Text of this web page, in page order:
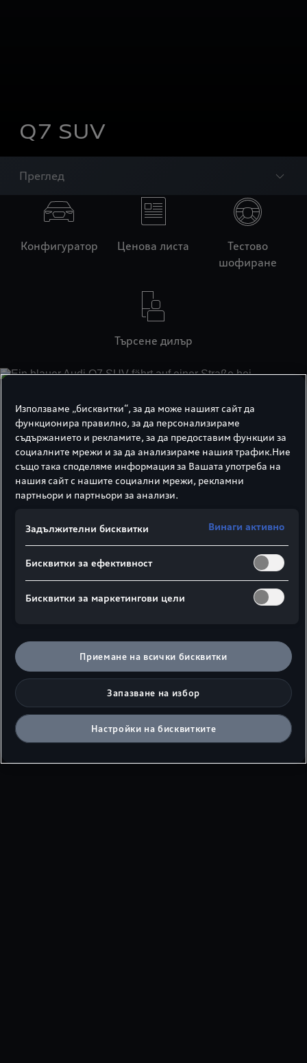
Q7 SUV
Преглед
Конфигуратор Ценова листа
Тестово
шофиране
Търсене дилър
Използваме „бисквитки“, за да може нашият сайт да
функционира правилно, за да персонализираме
съдържанието и рекламите, за да предоставим функции за
социалните мрежи и за да анализираме нашия трафик.Ние
също така споделяме информация за Вашата употреба на
нашия сайт с нашите социални мрежи, рекламни
партньори и партньори за анализи.
Задължителни бисквитки Винаги активно
Бисквитки за ефективност
Бисквитки за маркетингови цели
Приемане на всички бисквитки
Запазване на избор
Настройки на бисквитките